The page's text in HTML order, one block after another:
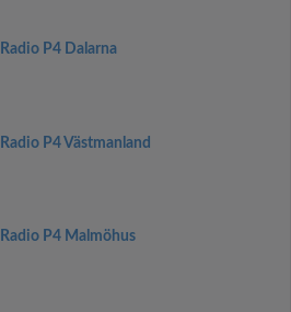
P4 Dalarna
P4 Västmanland
P4 Malmöhus